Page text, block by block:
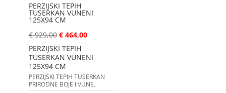
PERZIJSKI TEPIH
TUSERKAN VUNENI
125X94 CM
€929,00 €464,00
PERZIJSKI TEPIH
TUSERKAN VUNENI
125X94 CM
PERZIJSKI TEPIH TUSERKAN
PRIRODNE BOJE I VUNE.